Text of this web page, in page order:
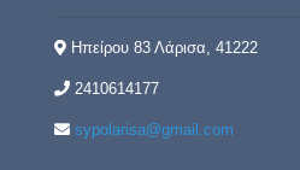
Ηπείρου 83 Λάρισα, 41222
2410614177
sypolarisa@gmail.com